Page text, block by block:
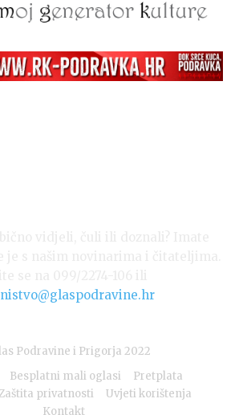
Podravine i Prigorja 2022
Besplatni mali oglasi
Pretplata
privatnosti
Uvjeti korištenja
Kontakt